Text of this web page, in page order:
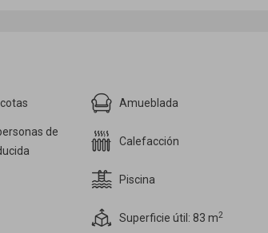
Amueblada
de
Calefacción
Piscina
Superficie útil: 83 m2